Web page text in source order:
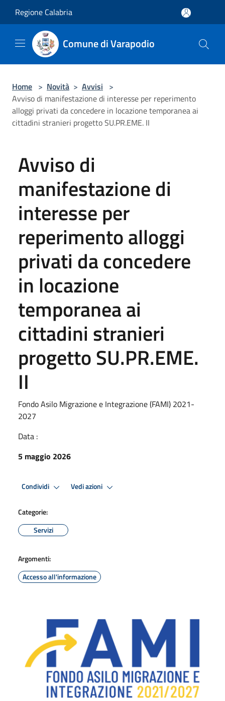
Regione Calabria
Comune di Varapodio
Home > Novità > Avvisi >
Avviso di manifestazione di interesse per reperimento
alloggi privati da concedere in locazione temporanea ai
cittadini stranieri progetto SU.PR.EME. II
Avviso di
manifestazione di
interesse per
reperimento alloggi
privati da concedere
in locazione
temporanea ai
cittadini stranieri
progetto SU.PR.EME.
II
Fondo Asilo Migrazione e Integrazione (FAMI) 2021-
2027
Data :
5 maggio 2026
Condividi Vedi azioni
Categorie:
Servizi
Argomenti:
Accesso all'informazione